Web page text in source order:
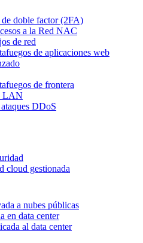
doble factor (2FA)
a la Red NAC
de red
de aplicaciones web
de frontera
LAN
DDoS
cloud gestionada
a nubes públicas
en data center
al data center